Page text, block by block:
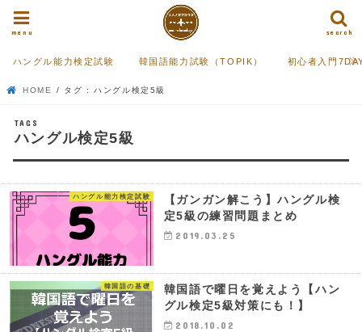
search
menu
ハングル能力検定試験 韓国語能力試験（TOPIK） 初心者入門
HOME タグ : ハングル検定5級
ハングル検定5級
ハングル能力検定試験
【ガンガン解こう】ハングル検
定5級の練習問題まとめ
2019.03.25
韓国語の基礎
韓国語で曜日を覚えよう【ハン
グル検定5級対策にも！】
2018.10.02